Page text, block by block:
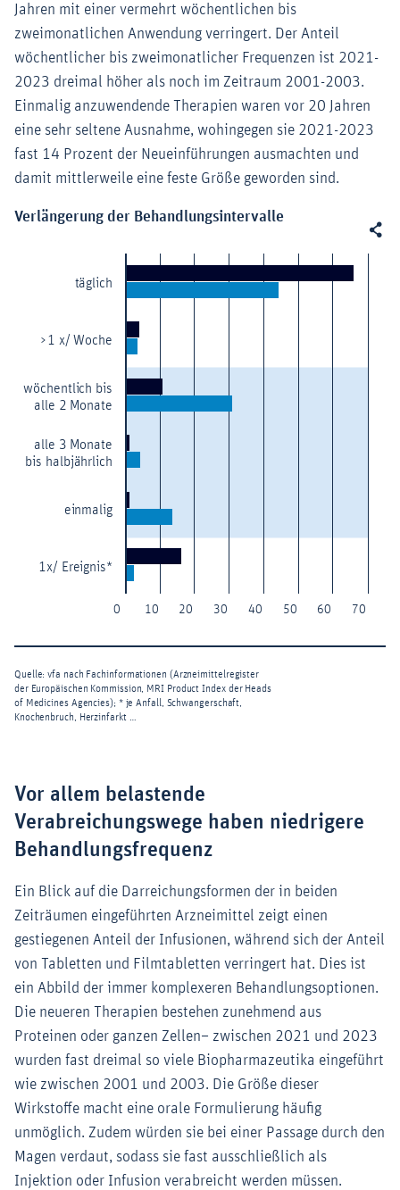
Jahren mit einer vermehrt wöchentlichen bis
zweimonatlichen Anwendung verringert. Der Anteil
wöchentlicher bis zweimonatlicher Frequenzen ist 2021-
2023 dreimal höher als noch im Zeitraum 2001-2003.
Einmalig anzuwendende Therapien waren vor 20 Jahren
eine sehr seltene Ausnahme, wohingegen sie 2021-2023
fast 14 Prozent der Neueinführungen ausmachten und
damit mittlerweile eine feste Größe geworden sind.
Vor allem belastende
Verabreichungswege haben niedrigere
Behandlungsfrequenz
Ein Blick auf die Darreichungsformen der in beiden
Zeiträumen eingeführten Arzneimittel zeigt einen
gestiegenen Anteil der Infusionen, während sich der Anteil
von Tabletten und Filmtabletten verringert hat. Dies ist
ein Abbild der immer komplexeren Behandlungsoptionen.
Die neueren Therapien bestehen zunehmend aus
Proteinen oder ganzen Zellen– zwischen 2021 und 2023
wurden fast dreimal so viele Biopharmazeutika eingeführt
wie zwischen 2001 und 2003. Die Größe dieser
Wirkstoffe macht eine orale Formulierung häufig
unmöglich. Zudem würden sie bei einer Passage durch den
Magen verdaut, sodass sie fast ausschließlich als
Injektion oder Infusion verabreicht werden müssen.